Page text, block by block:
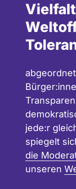
jede:r
spiegelt
die
unseren